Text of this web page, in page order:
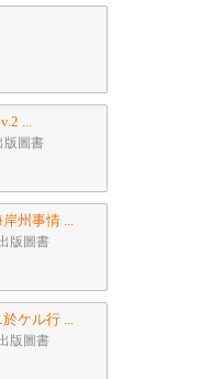
...
版圖書
州事情 ...
版圖書
ケル行 ...
版圖書